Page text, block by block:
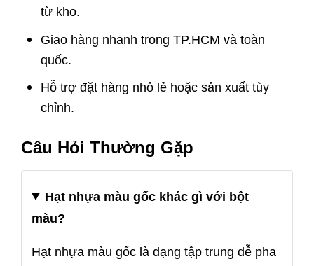
từ kho.
Giao hàng nhanh trong TP.HCM và toàn
quốc.
Hỗ trợ đặt hàng nhỏ lẻ hoặc sản xuất tùy
chỉnh.
Câu Hỏi Thường Gặp
Hạt nhựa màu gốc khác gì với bột
màu?
Hạt nhựa màu gốc là dạng tập trung dễ pha